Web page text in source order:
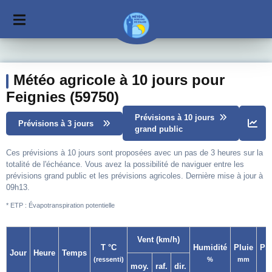
Météo agricole à 10 jours pour
Feignies (59750)
Prévisions à 3 jours
Prévisions à 10 jours
grand public
Ces prévisions à 10 jours sont proposées avec un pas de 3 heures sur la
totalité de l'échéance. Vous avez la possibilité de naviguer entre les
prévisions grand public et les prévisions agricoles. Dernière mise à jour à
09h13.
* ETP : Évapotranspiration potentielle
Jour Heure Temps
T °C
(ressenti)
Vent (km/h)
Humidité
%
Pluie
mm
moy. raf. dir.